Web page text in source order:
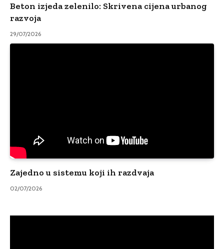
Beton izjeda zelenilo: Skrivena cijena urbanog
razvoja
29/07/2026
Zajedno u sistemu koji ih razdvaja
02/07/2026